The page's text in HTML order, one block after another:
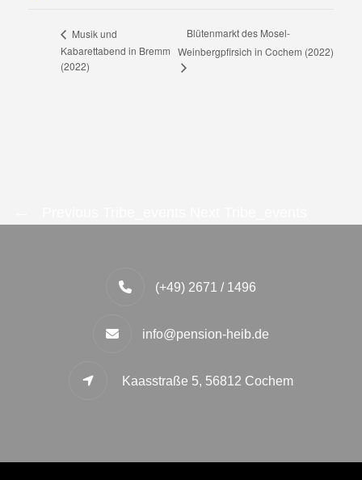
Musik und
Kabarettabend in Bremm
(2022)
Blütenmarkt des Mosel-
Weinbergpfirsich in Cochem (2022)
(+49) 2671 / 1496
info@pension-heib.de
Kaasstraße 5, 56812 Cochem